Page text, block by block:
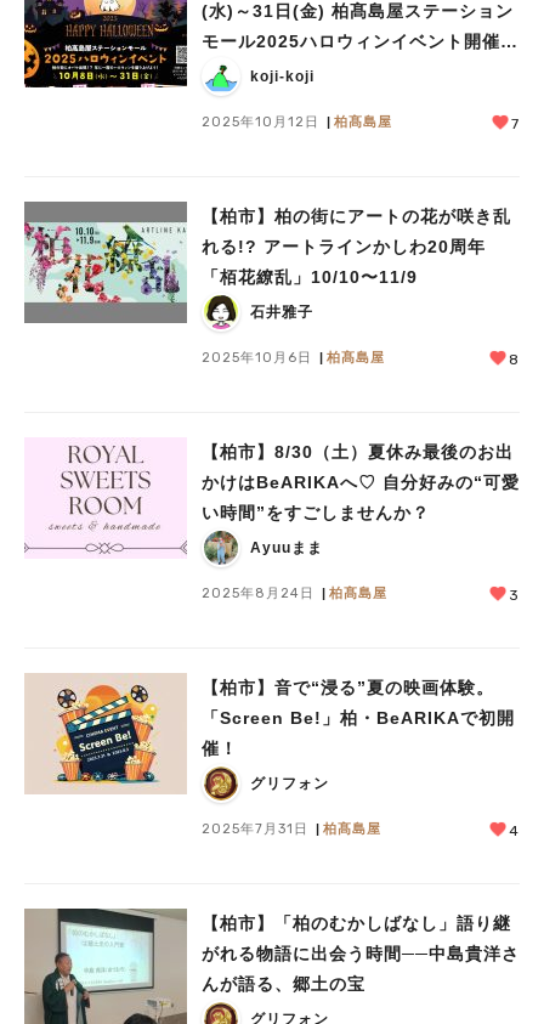
(水)～31日(金) 柏髙島屋ステーション
モール2025ハロウィンイベント開催！
※ご予約は10月8日(水)～
koji-koji
2025年10月12日 柏髙島屋 7
【柏市】柏の街にアートの花が咲き乱
れる!? アートラインかしわ20周年
「栢花繚乱」10/10〜11/9
石井雅子
2025年10月6日 柏髙島屋 8
【柏市】8/30（土）夏休み最後のお出
かけはBeARIKAへ♡ 自分好みの“可愛
い時間”をすごしませんか？
Ayuuまま
2025年8月24日 柏髙島屋 3
【柏市】音で“浸る”夏の映画体験。
「Screen Be!」柏・BeARIKAで初開
催！
グリフォン
2025年7月31日 柏髙島屋 4
【柏市】「柏のむかしばなし」語り継
がれる物語に出会う時間──中島貴洋さ
んが語る、郷土の宝
グリフォン